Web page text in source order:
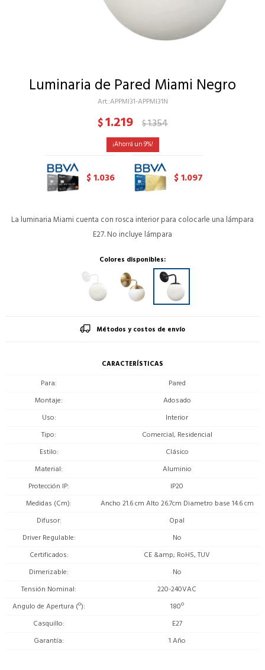
Luminaria de Pared Miami Negro
APPMI31-APPMI31N
$1.219 $1.354
9
$1.036 $1.097
La luminaria Miami cuenta con rosca interior para colocarle una lámpara
E27. No incluye lámpara
Colores disponibles:
Métodos y costos de envío
CARACTERÍSTICAS
Para
Pared
Montaje
Adosado
Uso
Interior
Tipo
Comercial, Residencial
Estilo
Clásico
Material
Aluminio
Protección IP
IP20
Medidas (Cm)
Ancho 21.6 cm Alto 26.7cm Diametro base 14.6 cm
Difusor
Opal
Driver Regulable
No
Certificados
CE &amp; RoHS, TUV
Dimerizable
No
Tensión Nominal
220-240VAC
Angulo de Apertura (º)
180º
Casquillo
E27
Garantía
1 Año